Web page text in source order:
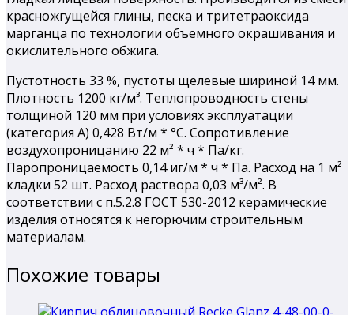
красножгущейся глины, песка и тритетраоксида
марганца по технологии объемного окрашивания и
окислительного обжига.
Пустотность 33 %, пустоты щелевые шириной 14 мм.
Плотность 1200 кг/м³. Теплопроводность стены
толщиной 120 мм при условиях эксплуатации
(категория А) 0,428 Вт/м * °С. Сопротивление
воздухопроницанию 22 м² * ч * Па/кг.
Паропроницаемость 0,14 иг/м * ч * Па. Расход на 1 м²
кладки 52 шт. Расход раствора 0,03 м³/м². В
соответствии с п.5.2.8 ГОСТ 530-2012 керамические
изделия относятся к негорючим строительным
материалам.
Похожие товары